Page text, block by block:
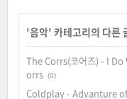
'음악' 카테고리의 다른
The Corrs(코어즈) - I
orrs (0)
Coldplay - Advanture